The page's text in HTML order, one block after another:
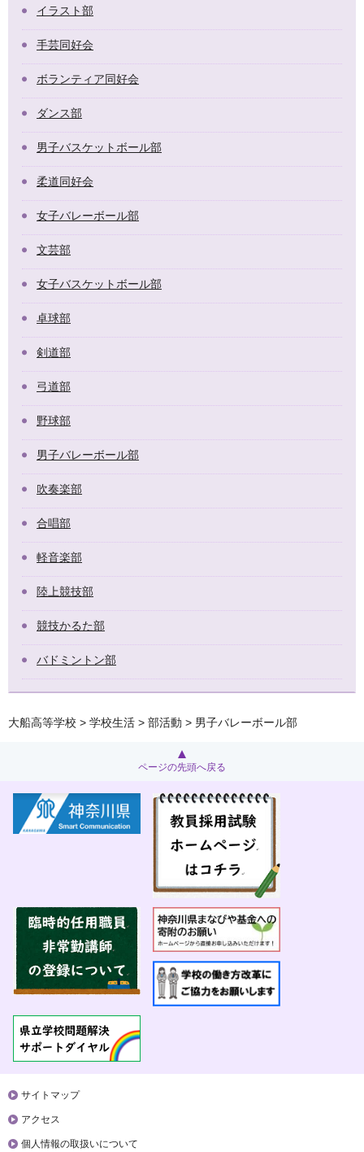
イラスト部
手芸同好会
ボランティア同好会
ダンス部
男子バスケットボール部
柔道同好会
女子バレーボール部
文芸部
女子バスケットボール部
卓球部
剣道部
弓道部
野球部
男子バレーボール部
吹奏楽部
合唱部
軽音楽部
陸上競技部
競技かるた部
バドミントン部
大船高等学校 > 学校生活 > 部活動 > 男子バレーボール部
ページの先頭へ戻る
サイトマップ
アクセス
個人情報の取扱いについて